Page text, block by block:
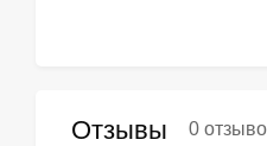
Отзывы 0